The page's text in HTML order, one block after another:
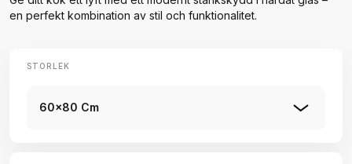
en perfekt kombination av stil och funktionalitet.
STORLEK
60x80 Cm